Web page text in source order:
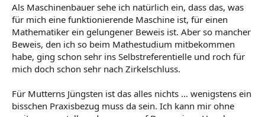
Als Maschinenbauer sehe ich natürlich ein, dass das, was
für mich eine funktionierende Maschine ist, für einen
Mathematiker ein gelungener Beweis ist. Aber so mancher
Beweis, den ich so beim Mathestudium mitbekommen
habe, ging schon sehr ins Selbstreferentielle und roch für
mich doch schon sehr nach Zirkelschluss.
Für Mutterns Jüngsten ist das alles nichts … wenigstens ein
bisschen Praxisbezug muss da sein. Ich kann mir ohne